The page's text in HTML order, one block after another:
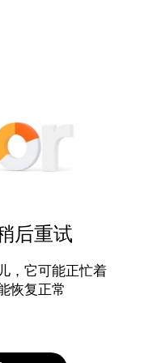
后重试
，它可能正忙着
恢复正常